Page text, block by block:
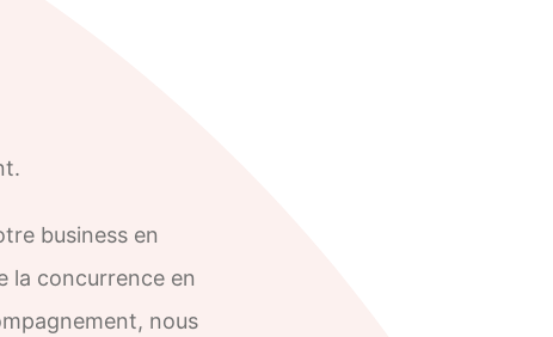
business en
la concurrence en
nous